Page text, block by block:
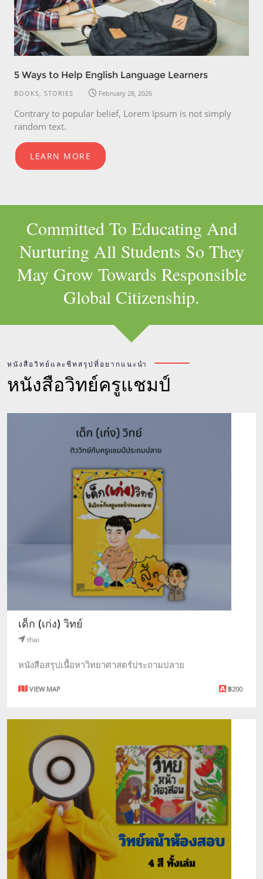
5 Ways to Help English Language Learners
BOOKS, STORIES February 28, 2026
Contrary to popular belief, Lorem Ipsum is not simply
random text.
LEARN MORE
Committed To Educating And
Nurturing All Students So They
May Grow Towards Responsible
Global Citizenship.
หนังสือวิทย์และชีทสรุปที่อยากแนะนำ
หนังสือวิทย์ครูแชมป์
เด็ก (เก่ง) วิทย์
thai
หนังสือสรุปเนื้อหาวิทยาศาสตร์ประถามปลาย
VIEW MAP ฿200